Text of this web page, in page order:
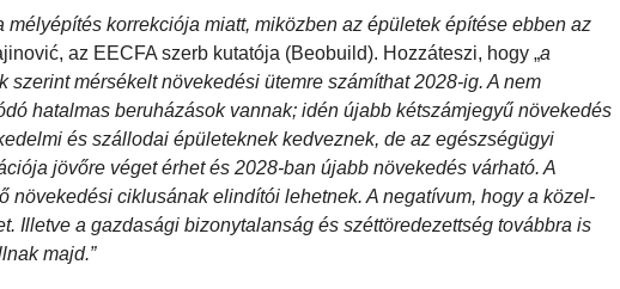
korrekciója miatt, miközben az épületek építése ebben az
az EECFA szerb kutatója (Beobuild). Hozzáteszi, hogy „a
mérsékelt növekedési ütemre számíthat 2028-ig. A nem
hatalmas beruházások vannak; idén újabb kétszámjegyű növekedés
és szállodai épületeknek kedveznek, de az egészségügyi
jövőre véget érhet és 2028-ban újabb növekedés várható. A
ciklusának elindítói lehetnek. A negatívum, hogy a közel-
Illetve a gazdasági bizonytalanság és széttöredezettség továbbra is
majd.”